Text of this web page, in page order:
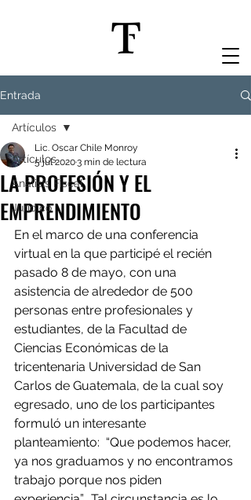
Entrada
Artículos
Análisis Fiscal
Jurídico
Artículos
LA PROFESIÓN Y EL
EMPRENDIMIENTO
Lic. Oscar Chile Monroy
5 jul 20203 min de lectura
En el marco de una conferencia
virtual en la que participé el recién
pasado 8 de mayo, con una
asistencia de alrededor de 500
personas entre profesionales y
estudiantes, de la Facultad de
Ciencias Económicas de la
tricentenaria Universidad de San
Carlos de Guatemala, de la cual soy
egresado, uno de los participantes
formuló un interesante
planteamiento:  “Que podemos hacer,
ya nos graduamos y no encontramos
trabajo porque nos piden